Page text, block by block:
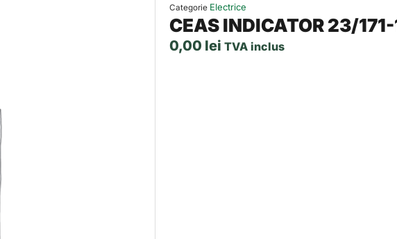
Categorie Electrice
CEAS INDICATOR 23/
0,00 lei TVA inclus